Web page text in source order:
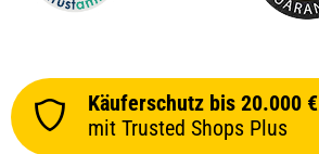
Thorsten S.
verifizierter Onlinekauf.
Käuferschutz bis 20.000 €
mit Trusted Shops Plus